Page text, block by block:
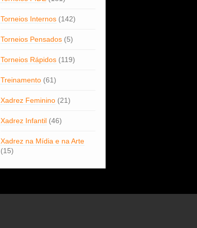
Torneios Internos(142)
Torneios Pensados(5)
Torneios Rápidos(119)
Treinamento(61)
Xadrez Feminino(21)
Xadrez Infantil(46)
Xadrez na Mídia e na Arte
(15)